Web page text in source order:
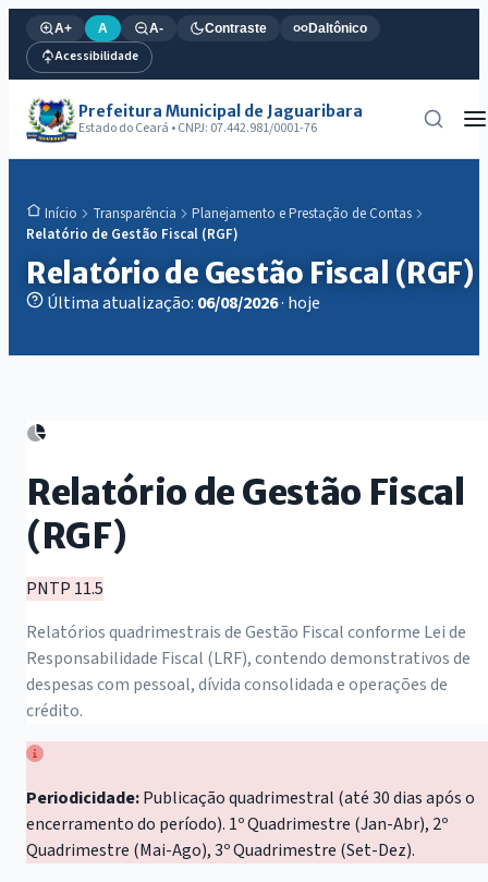
A+ A A- Contraste Daltônico
Acessibilidade
Prefeitura Municipal de Jaguaribara
Estado do Ceará • CNPJ: 07.442.981/0001-76
Início Transparência
Planejamento e Prestação de Contas
Relatório de Gestão Fiscal (RGF)
Relatório de Gestão Fiscal (RGF)
Última atualização: 06/08/2026· hoje
Relatório de Gestão Fiscal
(RGF)
PNTP 11.5
Relatórios quadrimestrais de Gestão Fiscal conforme Lei de
Responsabilidade Fiscal (LRF), contendo demonstrativos de
despesas com pessoal, dívida consolidada e operações de
crédito.
Periodicidade:Publicação quadrimestral (até 30 dias após o
encerramento do período). 1º Quadrimestre (Jan-Abr), 2º
Quadrimestre (Mai-Ago), 3º Quadrimestre (Set-Dez).